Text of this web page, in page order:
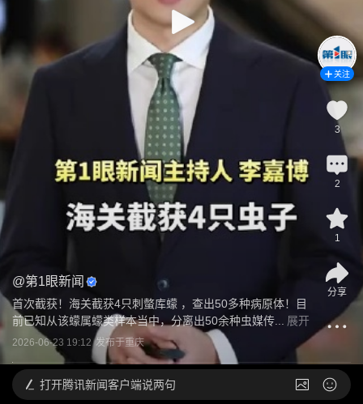
@第1眼新闻
首次截获！海关截获4只刺螫库蠓 ，查出50多种病原体！目
前已知从该蠓属蠓类样本当中，分离出50余种虫媒传...
展开
2026-06-23 19:12 发布于重庆
关注
3
2
1
分享
打开腾讯新闻客户端说两句